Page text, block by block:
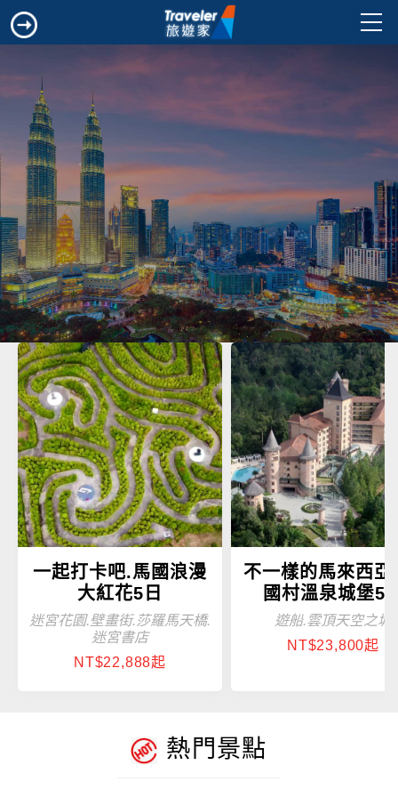
一起打卡吧.馬國浪漫
大紅花5日
迷宮花園.壁畫街.莎羅馬天橋.
迷宮書店
NT$22,888起
不一樣的馬來西亞
國村溫泉城堡5
遊船.雲頂天空之城
NT$23,800起
熱門景點